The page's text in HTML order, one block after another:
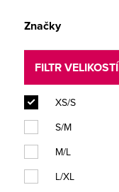
P
o
t
r
a
n
Značky
FILTR VELIKOSTÍ
XS/S
S/M
M/L
L/XL